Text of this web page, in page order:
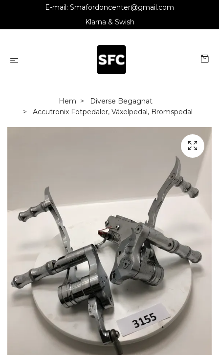
E-mail: Smafordoncenter@gmail.com
Klarna & Swish
Hem
Diverse Begagnat
Accutronix Fotpedaler, Växelpedal, Bromspedal